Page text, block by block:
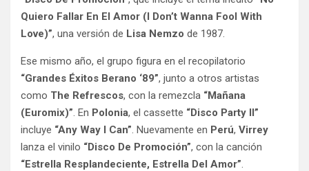
Quiero Fallar En El Amor (I Don’t Wanna Fool With
Love)”, una versión de Lisa Nemzo de 1987.
Ese mismo año, el grupo figura en el recopilatorio
“Grandes Éxitos Berano ‘89”, junto a otros artistas
como The Refrescos, con la remezcla “Mañana
(Euromix)”. En Polonia, el cassette “Disco Party II”
incluye “Any Way I Can”. Nuevamente en Perú, Virrey
lanza el vinilo “Disco De Promoción”, con la canción
“Estrella Resplandeciente, Estrella Del Amor”.